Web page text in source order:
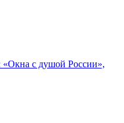
«Окна с душой России»,